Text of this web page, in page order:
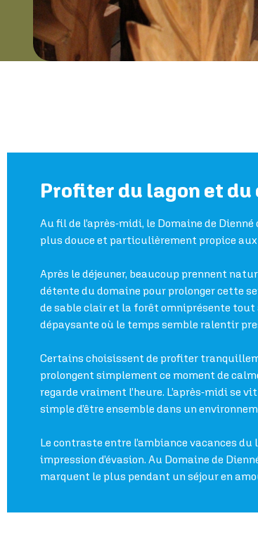
Profiter du lagon et
Au fil de l’après-midi, le Domaine de
plus douce et particulièrement propice aux
Après le déjeuner, beaucoup prennent
détente du domaine pour prolonger cette
de sable clair et la forêt omniprésente
dépaysante où le temps semble ralentir
Certains choisissent de profiter
prolongent simplement ce moment de
regarde vraiment l’heure. L’après-midi se
simple d’être ensemble dans un
Le contraste entre l’ambiance vacances
impression d’évasion. Au Domaine de
marquent le plus pendant un séjour en